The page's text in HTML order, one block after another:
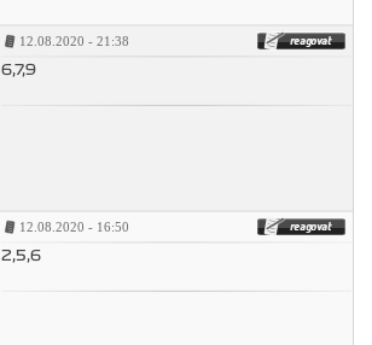
12.08.2020 - 21:38
6,7,9
12.08.2020 - 16:50
2,5,6